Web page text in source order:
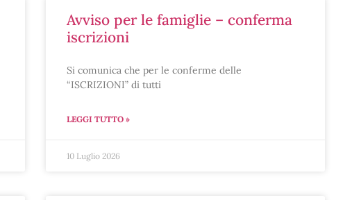
avviso per le famiglie – conferma
iscrizioni
Si comunica che per le conferme delle
“ISCRIZIONI” di tutti
LEGGI TUTTO »
10 Luglio 2026